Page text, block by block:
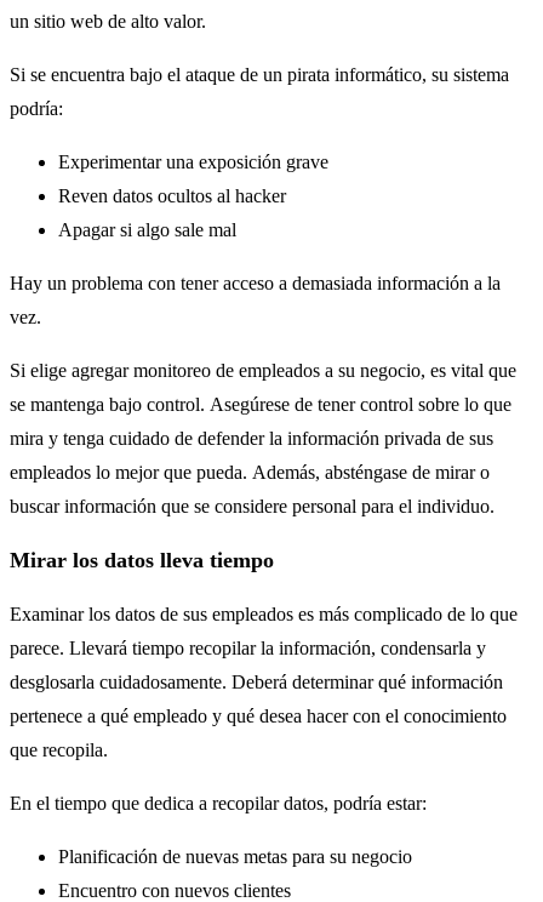
un sitio web de alto valor.
Si se encuentra bajo el ataque de un pirata informático, su sistema
podría:
Experimentar una exposición grave
Reven datos ocultos al hacker
Apagar si algo sale mal
Hay un problema con tener acceso a demasiada información a la
vez.
Si elige agregar monitoreo de empleados a su negocio, es vital que
se mantenga bajo control. Asegúrese de tener control sobre lo que
mira y tenga cuidado de defender la información privada de sus
empleados lo mejor que pueda. Además, absténgase de mirar o
buscar información que se considere personal para el individuo.
Mirar los datos lleva tiempo
Examinar los datos de sus empleados es más complicado de lo que
parece. Llevará tiempo recopilar la información, condensarla y
desglosarla cuidadosamente. Deberá determinar qué información
pertenece a qué empleado y qué desea hacer con el conocimiento
que recopila.
En el tiempo que dedica a recopilar datos, podría estar:
Planificación de nuevas metas para su negocio
Encuentro con nuevos clientes